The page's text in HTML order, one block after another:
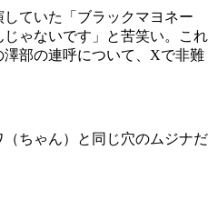
ていた「ブラックマヨネー
ゃないです」と苦笑い。これ
部の連呼について、Xで非難
（ちゃん）と同じ穴のムジナだ